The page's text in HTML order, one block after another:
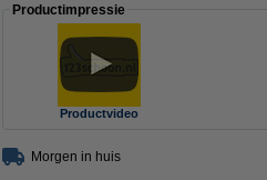
Productimpressie
Productvideo
Morgen in huis